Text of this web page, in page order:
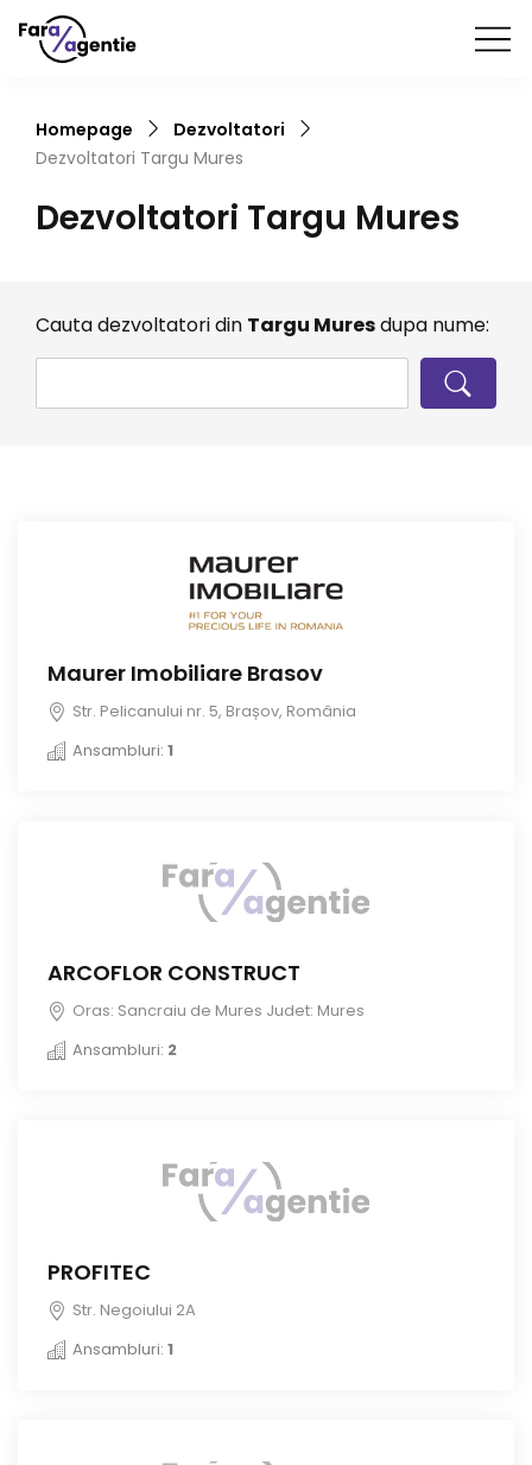
Homepage
Dezvoltatori
Dezvoltatori Targu Mures
Dezvoltatori Targu Mures
Cauta dezvoltatori din Targu Muresdupa nume:
Maurer Imobiliare Brasov
Str. Pelicanului nr. 5, Brașov, România
Ansambluri: 1
ARCOFLOR CONSTRUCT
Oras: Sancraiu de Mures Judet: Mures
Ansambluri: 2
PROFITEC
Str. Negoiului 2A
Ansambluri: 1